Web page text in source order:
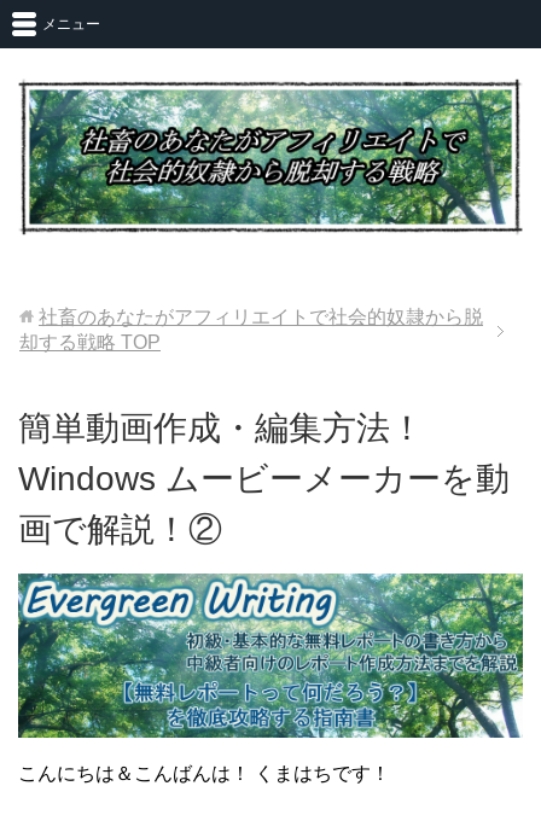
メニュー
社畜のあなたがアフィリエイトで社会的奴隷から脱
却する戦略 TOP
簡単動画作成・編集方法！
Windows ムービーメーカーを動
画で解説！②
こんにちは＆こんばんは！ くまはちです！